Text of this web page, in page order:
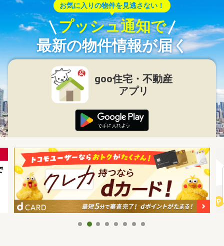
お気に入りの物件を見逃さない！
プッシュ通知で
最新の物件情報が届く
goo住宅・不動産
アプリ